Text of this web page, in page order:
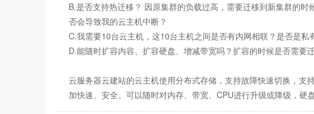
B.是否支持热迁移？ 因原集群的负载过高，需要迁移到新集群的
否会导致我的云主机中断？
C.我需要10台云主机，这10台主机之间是否有内网相联？是否是私
D.能随时扩容内容、扩容硬盘、增减带宽吗？扩容的时候是否需要
云服务器云建站的云主机使用分布式存储，支持故障快速切换，
加快速、安全。可以随时对内存、带宽、CPU进行升级或降级，硬